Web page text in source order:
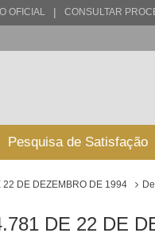
OFICIAL | CONSULTAR
Pesquisa de Satisfação
22 DE DEZEMBRO DE 1994
DE 22 DE